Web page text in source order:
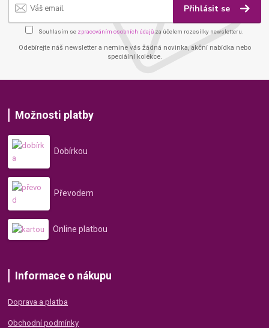
Přihlásit se
Souhlasím se zpracováním osobních údajů za účelem rozesílky newsletteru.
Odebírejte náš newsletter a nemine vás žádná novinka, akční nabídka nebo
speciální kolekce.
Možnosti platby
Dobírkou
Převodem
Online platbou
Informace o nákupu
Doprava a platba
Obchodní podmínky